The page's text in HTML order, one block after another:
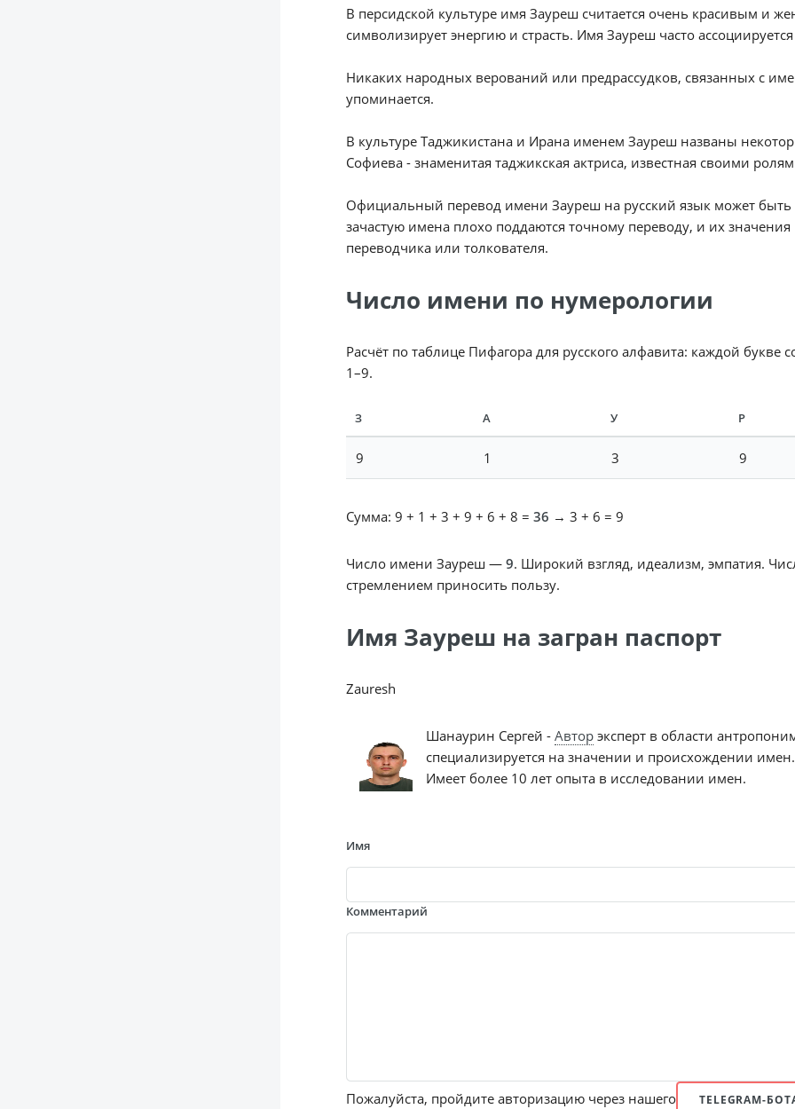
В персидской культуре имя Зауреш считается очень красивым и
символизирует энергию и страсть. Имя Зауреш часто
Никаких народных верований или предрассудков, связанных с
упоминается.
В культуре Таджикистана и Ирана именем Зауреш названы
Софиева - знаменитая таджикская актриса, известная своими
Официальный перевод имени Зауреш на русский язык может
зачастую имена плохо поддаются точному переводу, и их значения
переводчика или толкователя.
Число имени по нумерологии
Расчёт по таблице Пифагора для русского алфавита: каждой букве
1–9.
З А У Р
9 1 3 9
Сумма: 9 + 1 + 3 + 9 + 6 + 8 = 36 → 3 + 6 = 9
Число имени Зауреш — 9. Широкий взгляд, идеализм, эмпатия.
стремлением приносить пользу.
Имя Зауреш на загран паспорт
Zauresh
Шанаурин Сергей - Авторэксперт в области
специализируется на значении и происхождении имен.
Имеет более 10 лет опыта в исследовании имен.
Имя
Комментарий
Пожалуйста, пройдите авторизацию через нашего TELEGRAM-